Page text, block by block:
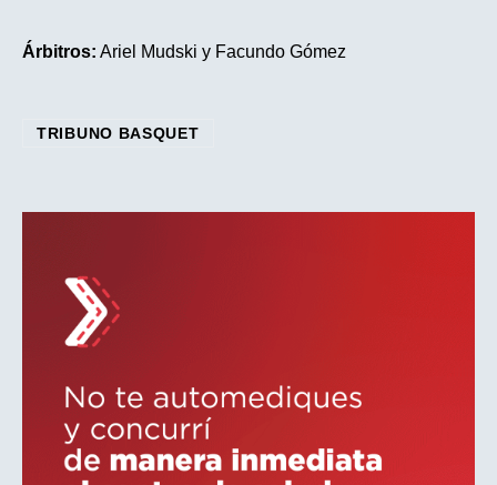
Árbitros: Ariel Mudski y Facundo Gómez
TRIBUNO BASQUET